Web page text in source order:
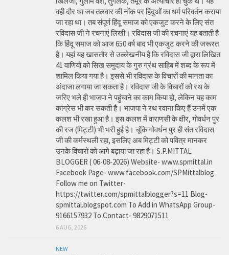
वही दौर था जब तलवार की नोंक पर हिंदुओं का धर्म परिवर्तन कराया
जा रहा था। तब संपूर्ण हिंदू समाज को एकजुट करने के लिए संत
रविदास जी ने रचनाएं लिखी। रविदास जी की रचनाएं यह बताती है
कि हिंदू समाज को आज 650 वर्ष बाद भी एकजुट करने की जरूरत
है। यहां यह खासतौर से उल्लेखनीय है कि रविदास जी द्वारा लिखित
41 वाणियोंं को सिख समुदाय के गुरु ग्रंथ साहिब में शब्द के रूप में
शामिल किया गया है। इससे भी रविदास के विचारों की मानता का
अंदाजा लगाया जा सकता है। रविदास जी के विचारों को रथ के
जरिए भले ही भाजपा ने पहुंचाने का काम किया हो, लेकिन यह काम
कांग्रेस भी कर सकती है। भाजपा ने रथ रवाना किए हैं उनमें एक
कलश भी रखा हुआ है। इस कलश में वाराणसी के क्षीर, गोवर्धन पुर
की रज (मिट्टी) भी भरी हुई है। चूंकि गोवर्धन पुर ही संत रविदास
जी की कर्मस्थली रहा, इसलिए अब मिट्टी को पवित्र मानकर
उनके विचारों को आगे बढ़ाया जा रहा है। S.P.MITTAL
BLOGGER ( 06-08-2026) Website- www.spmittal.in
Facebook Page- www.facebook.com/SPMittalblog
Follow me on Twitter-
https://twitter.com/spmittalblogger?s=11 Blog-
spmittal.blogspot.com To Add in WhatsApp Group-
9166157932 To Contact- 9829071511
6 AUG, 2026
NEW